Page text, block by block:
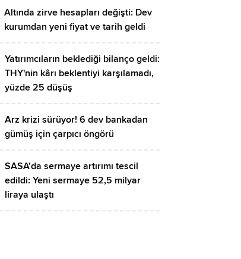
Altında zirve hesapları değişti: Dev
kurumdan yeni fiyat ve tarih geldi
Yatırımcıların beklediği bilanço geldi:
THY'nin kârı beklentiyi karşılamadı,
yüzde 25 düşüş
Arz krizi sürüyor! 6 dev bankadan
gümüş için çarpıcı öngörü
SASA’da sermaye artırımı tescil
edildi: Yeni sermaye 52,5 milyar
liraya ulaştı